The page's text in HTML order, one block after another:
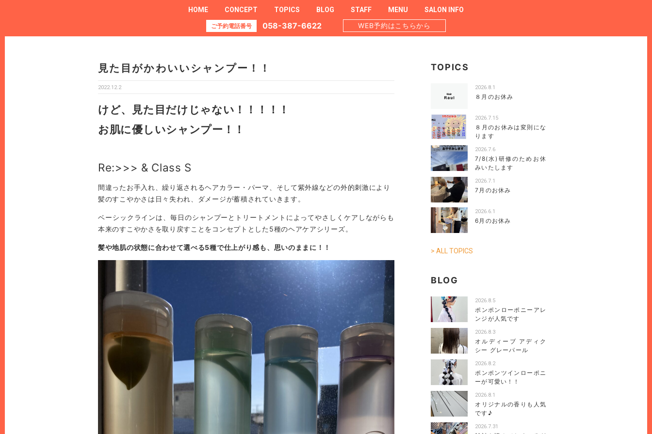
HOME CONCEPT TOPICS BLOG STAFF MENU SALON INFO
ご予約電話番号 058-387-6622 WEB予約はこちらから
見た目がかわいいシャンプー！！
2022.12.2
けど、見た目だけじゃない！！！！！
お肌に優しいシャンプー！！
Re:>>> & Class S
間違ったお手入れ、繰り返されるヘアカラー・パーマ、そして紫外線などの外的刺激により
髪のすこやかさは日々失われ、ダメージが蓄積されていきます。
ベーシックラインは、毎日のシャンプーとトリートメントによってやさしくケアしながらも
本来のすこやかさを取り戻すことをコンセプトとした5種のヘアケアシリーズ。
髪や地肌の状態に合わせて選べる5種で仕上がり感も、思いのままに！！
TOPICS
2026.8.1
８月のお休み
2026.7.15
８月のお休みは変則にな
ります
2026.7.6
7/8(水)研修のためお休
みいたします
2026.7.1
7月のお休み
2026.6.1
6月のお休み
> ALL TOPICS
BLOG
2026.8.5
ポンポンローポニーアレ
ンジが人気です
2026.8.3
オルディーブ アディク
シー グレーパール
2026.8.2
ポンポンツインローポニ
ーが可愛い！！
2026.8.1
オリジナルの香りも人気
です♪
2026.7.31